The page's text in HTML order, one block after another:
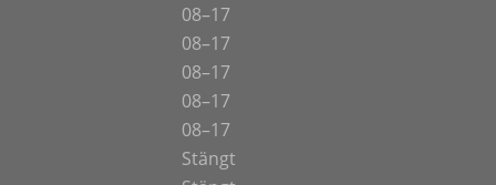
08–17
08–17
08–17
08–17
08–17
Stängt